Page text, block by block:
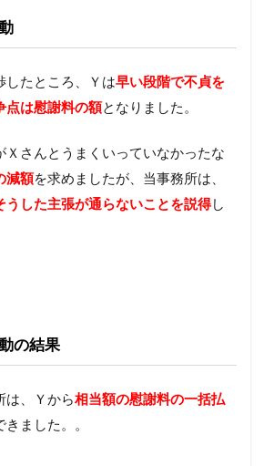
したところ、Ｙは早い段階で不貞を
点は慰謝料の額となりました。
Ｘさんとうまくいっていなかったな
減額を求めましたが、当事務所は、
うした主張が通らないことを説得し
の結果
は、Ｙから相当額の慰謝料の一括払
きました。 。